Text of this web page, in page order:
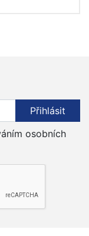
Přihlásit
osobních